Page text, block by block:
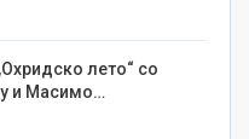
лето“ со
и Масимо…